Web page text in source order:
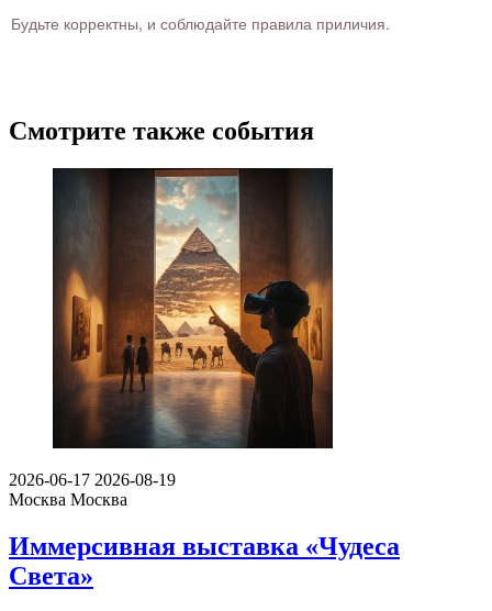
Будьте корректны, и соблюдайте правила приличия.
Смотрите также события
2026-06-17 2026-08-19
Москва Москва
Иммерсивная выставка «Чудеса
Света»